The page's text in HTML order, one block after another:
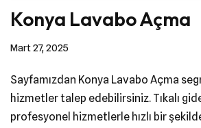
Konya Lavabo Açma
Mart 27, 2025
Sayfamızdan Konya Lavabo Açma
hizmetler talep edebilirsiniz. Tıkalı
profesyonel hizmetlerle hızlı bir